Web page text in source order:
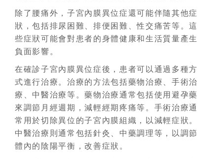
除了腰痛外，子宮內膜異位症還可能伴隨其他症
狀，包括排尿困難、排便困難、性交痛苦等。這
些症狀可能會對患者的身體健康和生活質量產生
負面影響。
在確診子宮內膜異位症後，患者可以通過多種方
式進行治療。治療的方法包括藥物治療、手術治
療、中醫治療等。藥物治療通常包括使用避孕藥
來調節月經週期，減輕經期疼痛等。手術治療通
常用於切除異位的子宮內膜組織，以減輕症狀。
中醫治療則通常包括針灸、中藥調理等，以調節
體內的陰陽平衡，改善症狀。